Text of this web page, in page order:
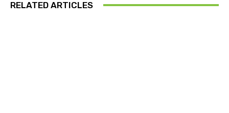
RELATED ARTICLES